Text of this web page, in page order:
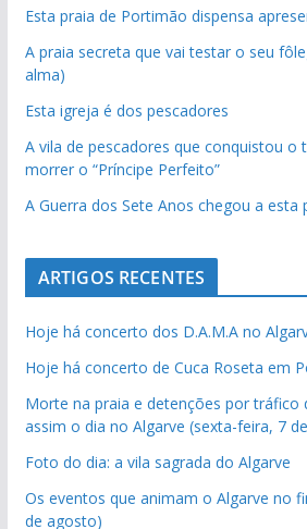
Esta praia de Portimão dispensa
A praia secreta que vai testar o seu
alma)
Esta igreja é dos pescadores
A vila de pescadores que conquistou o
morrer o “Príncipe Perfeito”
A Guerra dos Sete Anos chegou a esta
ARTIGOS RECENTES
Hoje há concerto dos D.A.M.A no
Hoje há concerto de Cuca Roseta em
Morte na praia e detenções por tráfico
assim o dia no Algarve (sexta-feira, 7
Foto do dia: a vila sagrada do Algarve
Os eventos que animam o Algarve no
de agosto)